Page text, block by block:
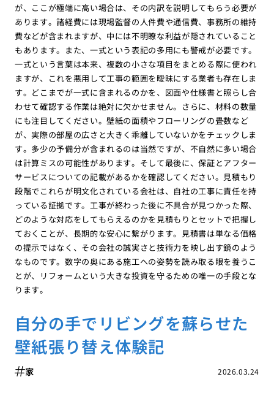
が、ここが極端に高い場合は、その内訳を説明してもらう必要が
あります。諸経費には現場監督の人件費や通信費、事務所の維持
費などが含まれますが、中には不明瞭な利益が隠されていること
もあります。また、一式という表記の多用にも警戒が必要です。
一式という言葉は本来、複数の小さな項目をまとめる際に使われ
ますが、これを悪用して工事の範囲を曖昧にする業者も存在しま
す。どこまでが一式に含まれるのかを、図面や仕様書と照らし合
わせて確認する作業は絶対に欠かせません。さらに、材料の数量
にも注目してください。壁紙の面積やフローリングの畳数など
が、実際の部屋の広さと大きく乖離していないかをチェックしま
す。多少の予備分が含まれるのは当然ですが、不自然に多い場合
は計算ミスの可能性があります。そして最後に、保証とアフター
サービスについての記載があるかを確認してください。見積もり
段階でこれらが明文化されている会社は、自社の工事に責任を持
っている証拠です。工事が終わった後に不具合が見つかった際、
どのような対応をしてもらえるのかを見積もりとセットで把握し
ておくことが、長期的な安心に繋がります。見積書は単なる価格
の提示ではなく、その会社の誠実さと技術力を映し出す鏡のよう
なものです。数字の奥にある施工への姿勢を読み取る眼を養うこ
とが、リフォームという大きな投資を守るための唯一の手段とな
ります。
自分の手でリビングを蘇らせた
壁紙張り替え体験記
2026.03.24
家